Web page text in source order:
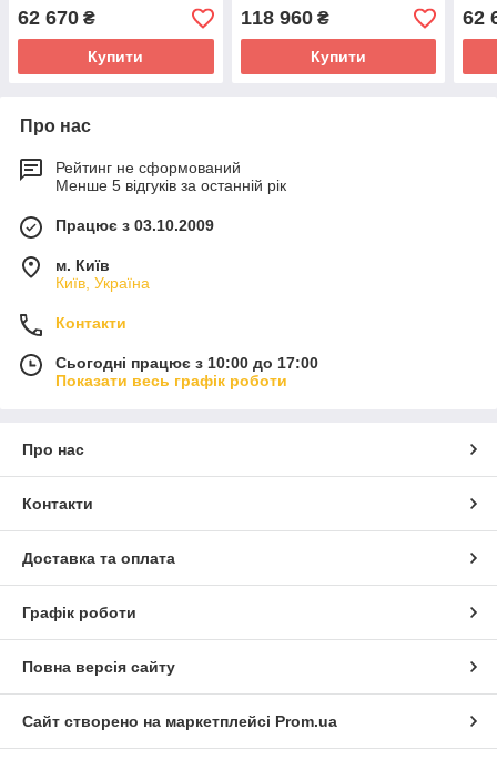
62 670 ₴
Купити
118 960₴
Купити
62
Про нас
Рейтинг не сформований
Менше 5 відгуків за останній рік
Працює з 03.10.2009
м. Київ
Київ, Україна
Контакти
Сьогодні працює з 10:00 до 17:00
Показати весь графік роботи
Про нас
Контакти
Доставка та оплата
Графік роботи
Повна версія сайту
Сайт створено на маркетплейсі Prom.ua